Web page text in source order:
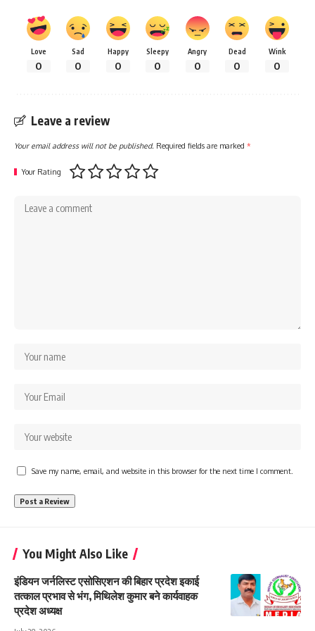
Love
0
Sad
0
Happy
0
Sleepy
0
Angry
0
Dead
0
Wink
0
Leave a review
Your email address will not be published. Required fields are marked *
Your Rating
Save my name, email, and website in this browser for the next time I comment.
You Might Also Like
इंडियन जर्नलिस्ट एसोसिएशन की बिहार प्रदेश इकाई
तत्काल प्रभाव से भंग, मिथिलेश कुमार बने कार्यवाहक
प्रदेश अध्यक्ष